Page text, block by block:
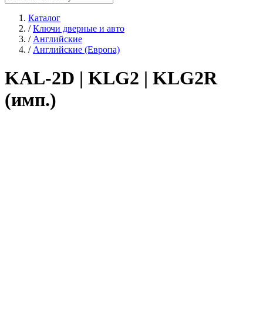
Каталог
/ Ключи дверные и авто
/ Английские
/ Английские (Европа)
KAL-2D | KLG2 | KLG2R
(имп.)